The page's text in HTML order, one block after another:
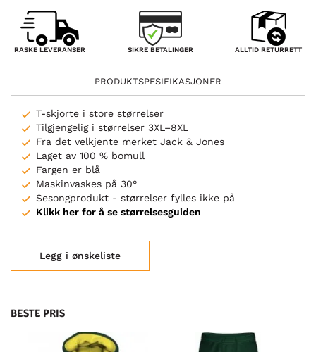
RASKE LEVERANSER SIKRE BETALINGER ALLTID RETURRETT
PRODUKTSPESIFIKASJONER
T-skjorte i store størrelser
Tilgjengelig i størrelser 3XL–8XL
Fra det velkjente merket Jack & Jones
Laget av 100 % bomull
Fargen er blå
Maskinvaskes på 30°
Sesongprodukt - størrelser fylles ikke på
Klikk her for å se størrelsesguiden
Legg i ønskeliste
BESTE PRIS